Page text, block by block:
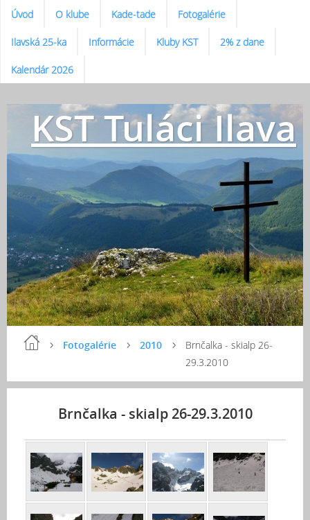
Úvod O klube Kade-tade Fotogalérie
Ilavská 25-ka Informácie Kluby KST 2% z dane
Kalendár 2026
KST Tuláci Ilava
Fotogalérie 2010
Brnčalka - skialp 26-
29.3.2010
Brnčalka - skialp 26-29.3.2010